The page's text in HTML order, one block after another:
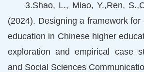
3.Shao, L., Miao, Y.,Ren,
(2024). Designing a framework for
education in Chinese higher
exploration and empirical case
and Social Sciences